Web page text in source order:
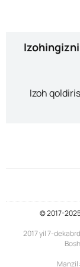
Izoh
© 2017-
2017 yil 7-